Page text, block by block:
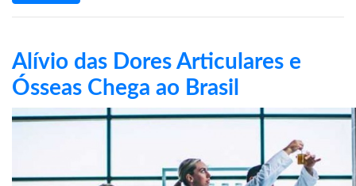
Alívio das Dores Articulares e
Ósseas Chega ao Brasil